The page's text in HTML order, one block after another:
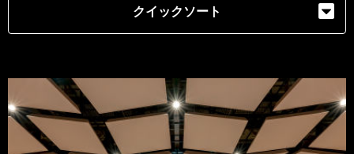
クイックソート